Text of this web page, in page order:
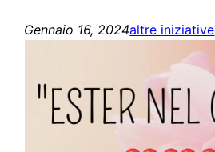
Gennaio 16, 2024altre iniziative